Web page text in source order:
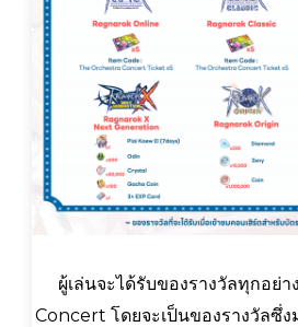
ผู้เล่นจะได้รับของรางวัลทุกอย่า
Concert โดยจะเป็นของรางวัลซึ่